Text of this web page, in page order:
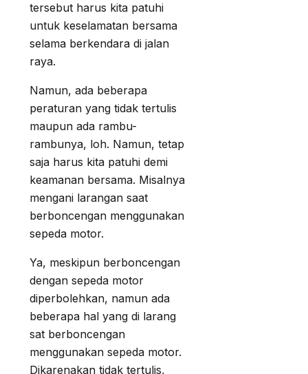
tersebut harus kita patuhi
untuk keselamatan bersama
selama berkendara di jalan
raya.
Namun, ada beberapa
peraturan yang tidak tertulis
maupun ada rambu-
rambunya, loh. Namun, tetap
saja harus kita patuhi demi
keamanan bersama. Misalnya
mengani larangan saat
berboncengan menggunakan
sepeda motor.
Ya, meskipun berboncengan
dengan sepeda motor
diperbolehkan, namun ada
beberapa hal yang di larang
sat berboncengan
menggunakan sepeda motor.
Dikarenakan tidak tertulis,